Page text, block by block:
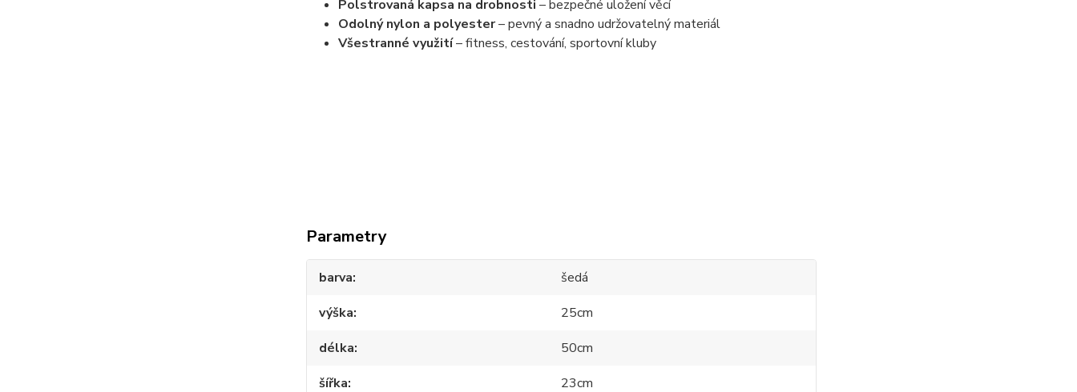
Polstrovaná kapsa na drobnosti – bezpečné uložení věcí
Odolný nylon a polyester– pevný a snadno udržovatelný materiál
Všestranné využití– fitness, cestování, sportovní kluby
Parametry
barva
šedá
výška
25cm
délka
50cm
šířka
23cm